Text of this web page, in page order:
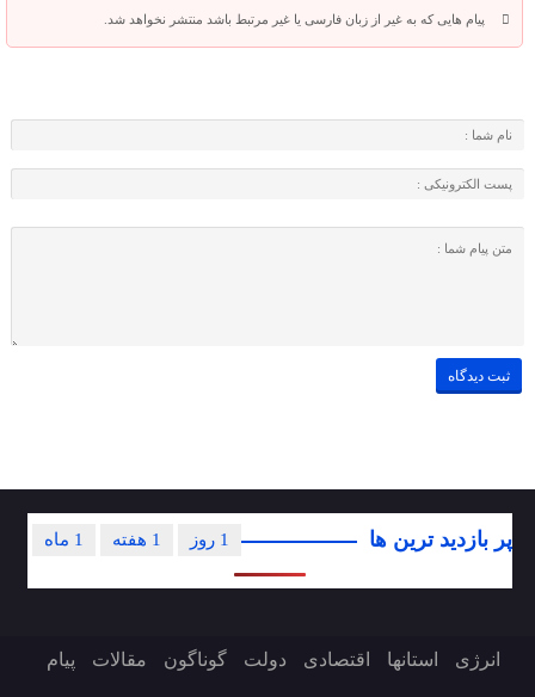
پیام هایی که به غیر از زبان فارسی یا غیر مرتبط باشد منتشر نخواهد شد.
پر بازدید ترین ها 1 ماه 1 هفته 1 روز
انرژی استانها اقتصادی دولت گوناگون مقالات پیام